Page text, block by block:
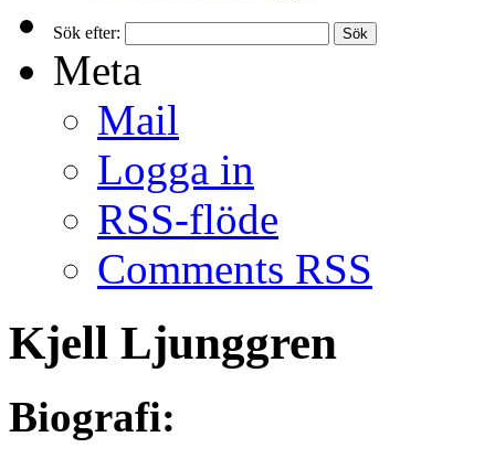
Sök efter:
Meta
Mail
Logga in
RSS-flöde
Comments RSS
Kjell Ljunggren
Biografi: